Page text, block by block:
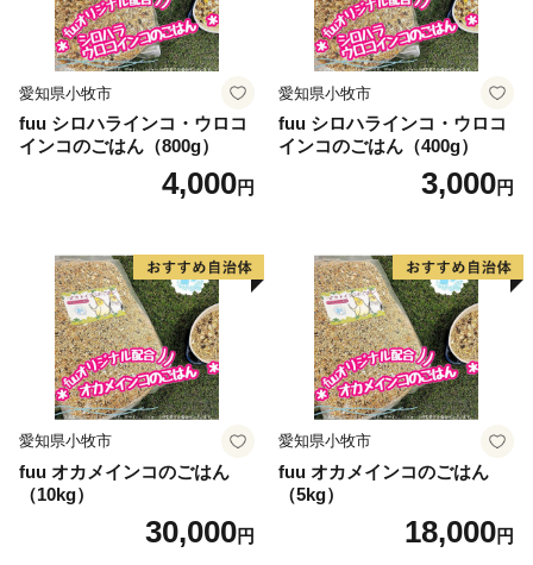
愛知県小牧市
fuu シロハラインコ・ウロコ
インコのごはん（800g）
4,000円
愛知県小牧市
fuu シロハラインコ・ウロコ
インコのごはん（400g）
3,000円
愛知県小牧市
fuu オカメインコのごはん
（10kg）
30,000円
愛知県小牧市
fuu オカメインコのごはん
（5kg）
18,000円